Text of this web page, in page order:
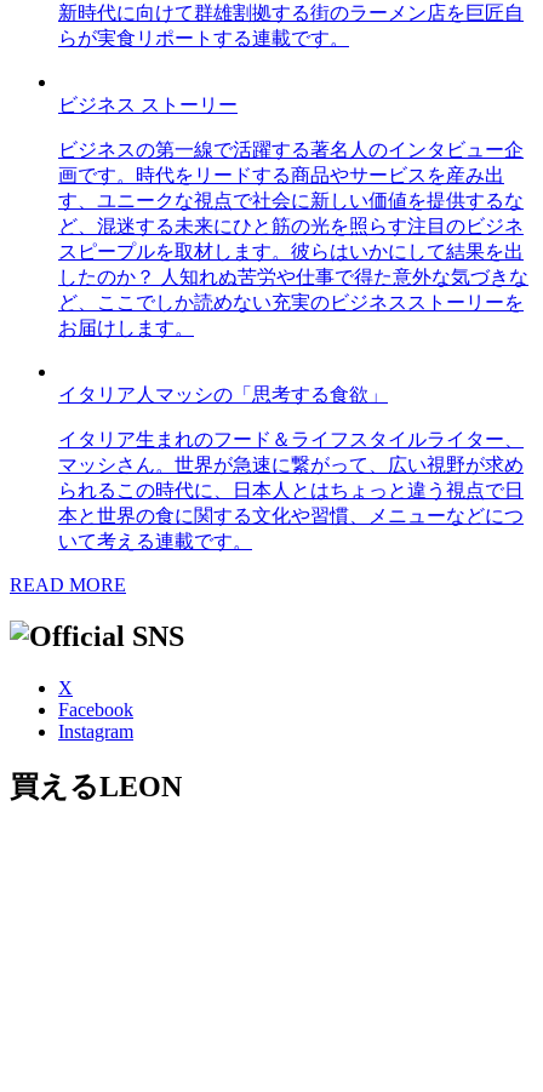
新時代に向けて群雄割拠する街のラーメン店を巨匠自
らが実食リポートする連載です。
ビジネス ストーリー
ビジネスの第一線で活躍する著名人のインタビュー企
画です。時代をリードする商品やサービスを産み出
す、ユニークな視点で社会に新しい価値を提供するな
ど、混迷する未来にひと筋の光を照らす注目のビジネ
スピープルを取材します。彼らはいかにして結果を出
したのか？ 人知れぬ苦労や仕事で得た意外な気づきな
ど、ここでしか読めない充実のビジネスストーリーを
お届けします。
イタリア人マッシの「思考する食欲」
イタリア生まれのフード＆ライフスタイルライター、
マッシさん。世界が急速に繋がって、広い視野が求め
られるこの時代に、日本人とはちょっと違う視点で日
本と世界の食に関する文化や習慣、メニューなどにつ
いて考える連載です。
READ MORE
X
Facebook
Instagram
買えるLEON